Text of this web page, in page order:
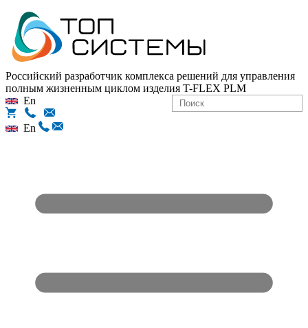
Российский разработчик комплекса решений для управления
полным жизненным циклом изделия T-FLEX PLM
En
En